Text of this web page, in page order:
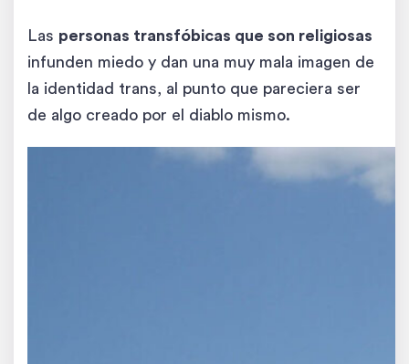
Las personas transfóbicas que son religiosas
infunden miedo y dan una muy mala imagen de
la identidad trans, al punto que pareciera ser
de algo creado por el diablo mismo.